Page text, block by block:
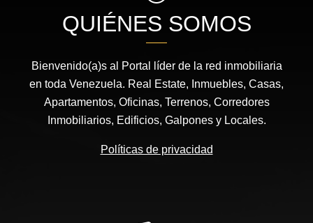
QUIÉNES SOMOS
Bienvenido(a)s al Portal líder de la red inmobiliaria
en toda Venezuela. Real Estate, Inmuebles, Casas,
Apartamentos, Oficinas, Terrenos, Corredores
Inmobiliarios, Edificios, Galpones y Locales.
Políticas de privacidad